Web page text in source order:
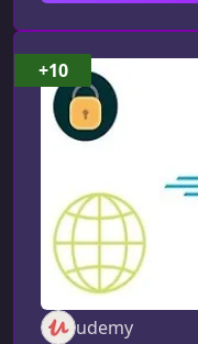
разработки: от
и Go до
cookie‑токены,
реальных
направления
udemy
+10